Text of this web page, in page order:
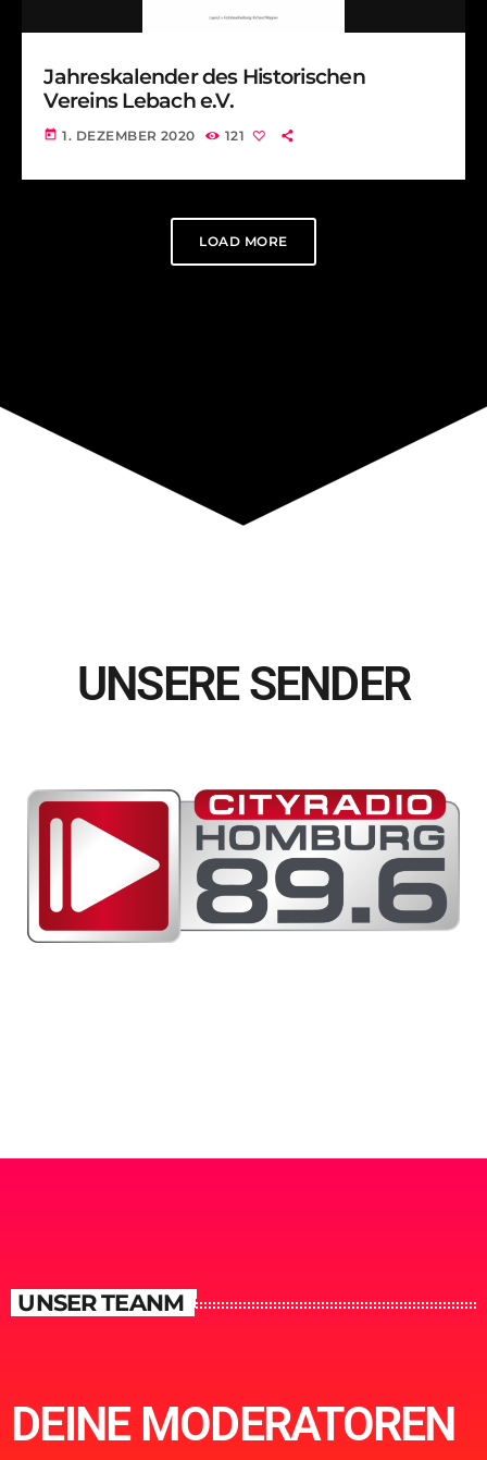
Jahreskalender des Historischen
Vereins Lebach e.V.
today 1. DEZEMBER 2020 121
LOAD MORE
UNSERE SENDER
UNSER TEANM
DEINE MODERATOREN